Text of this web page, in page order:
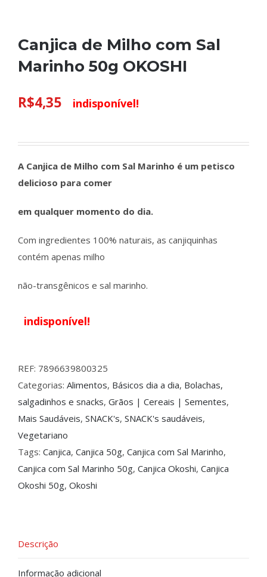
Canjica de Milho com Sal
Marinho 50g OKOSHI
R$4,35 indisponível!
A Canjica de Milho com Sal Marinho é um petisco
delicioso para comer
em qualquer momento do dia.
Com ingredientes 100% naturais, as canjiquinhas
contém apenas milho
não-transgênicos e sal marinho.
indisponível!
REF: 7896639800325
Categorias: Alimentos, Básicos dia a dia, Bolachas,
salgadinhos e snacks, Grãos | Cereais | Sementes,
Mais Saudáveis, SNACK's, SNACK's saudáveis,
Vegetariano
Tags: Canjica, Canjica 50g, Canjica com Sal Marinho,
Canjica com Sal Marinho 50g, Canjica Okoshi, Canjica
Okoshi 50g, Okoshi
Descrição
Informação adicional